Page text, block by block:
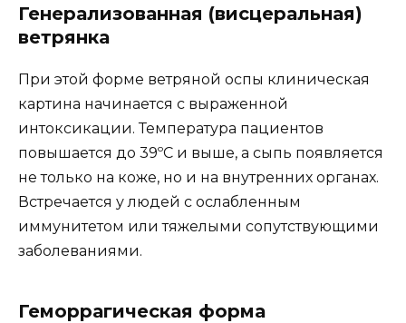
Генерализованная (висцеральная)
ветрянка
При этой форме ветряной оспы клиническая
картина начинается с выраженной
интоксикации. Температура пациентов
повышается до 39ºC и выше, а сыпь появляется
не только на коже, но и на внутренних органах.
Встречается у людей с ослабленным
иммунитетом или тяжелыми сопутствующими
заболеваниями.
Геморрагическая форма